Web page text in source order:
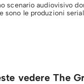
scenario audiovisivo
sono le produzioni
vedere The